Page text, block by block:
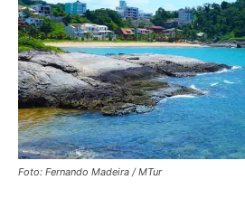
Foto: Fernando Madeira / MTur